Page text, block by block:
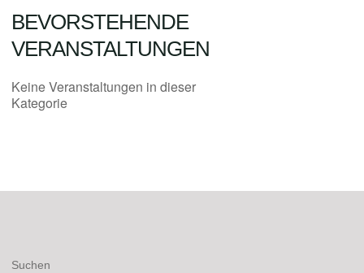
BEVORSTEHENDE
VERANSTALTUNGEN
Keine Veranstaltungen in dieser
Kategorie
Suchen